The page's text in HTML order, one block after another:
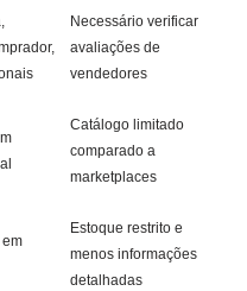
Necessário verificar
avaliações de
vendedores
Catálogo limitado
comparado a
marketplaces
Estoque restrito e
menos informações
detalhadas